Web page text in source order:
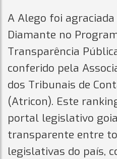
A Alego foi agraciada
Diamante no
Transparência
conferido pela
dos Tribunais de
(Atricon). Este
portal legislativo
transparente entre
legislativas do país,